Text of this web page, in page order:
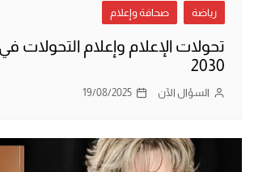
رياضة صحافة وإعلام
تحولات الإعلام وإعلام التحولات
2030
السؤال الآن 19/08/2025